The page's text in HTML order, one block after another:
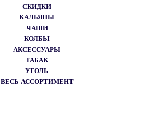
СКИДКИ
КАЛЬЯНЫ
ЧАШИ
КОЛБЫ
АКСЕССУАРЫ
ТАБАК
УГОЛЬ
ВЕСЬ АССОРТИМЕНТ